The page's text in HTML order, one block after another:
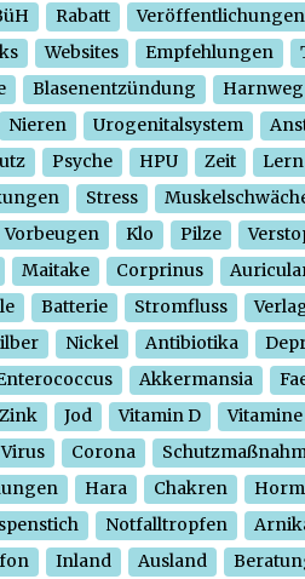
Rabatt
Veröffentlichungen
Websites Empfehlungen
Blasenentzündung
Nieren Urogenitalsystem
Psyche HPU Zeit
Stress
Vorbeugen Klo Pilze
Maitake Corprinus
Batterie Stromfluss
Nickel Antibiotika
Akkermansia
Zink Jod Vitamin D
Vitamine
Virus Corona
Hara Chakren
Notfalltropfen
Inland Ausland